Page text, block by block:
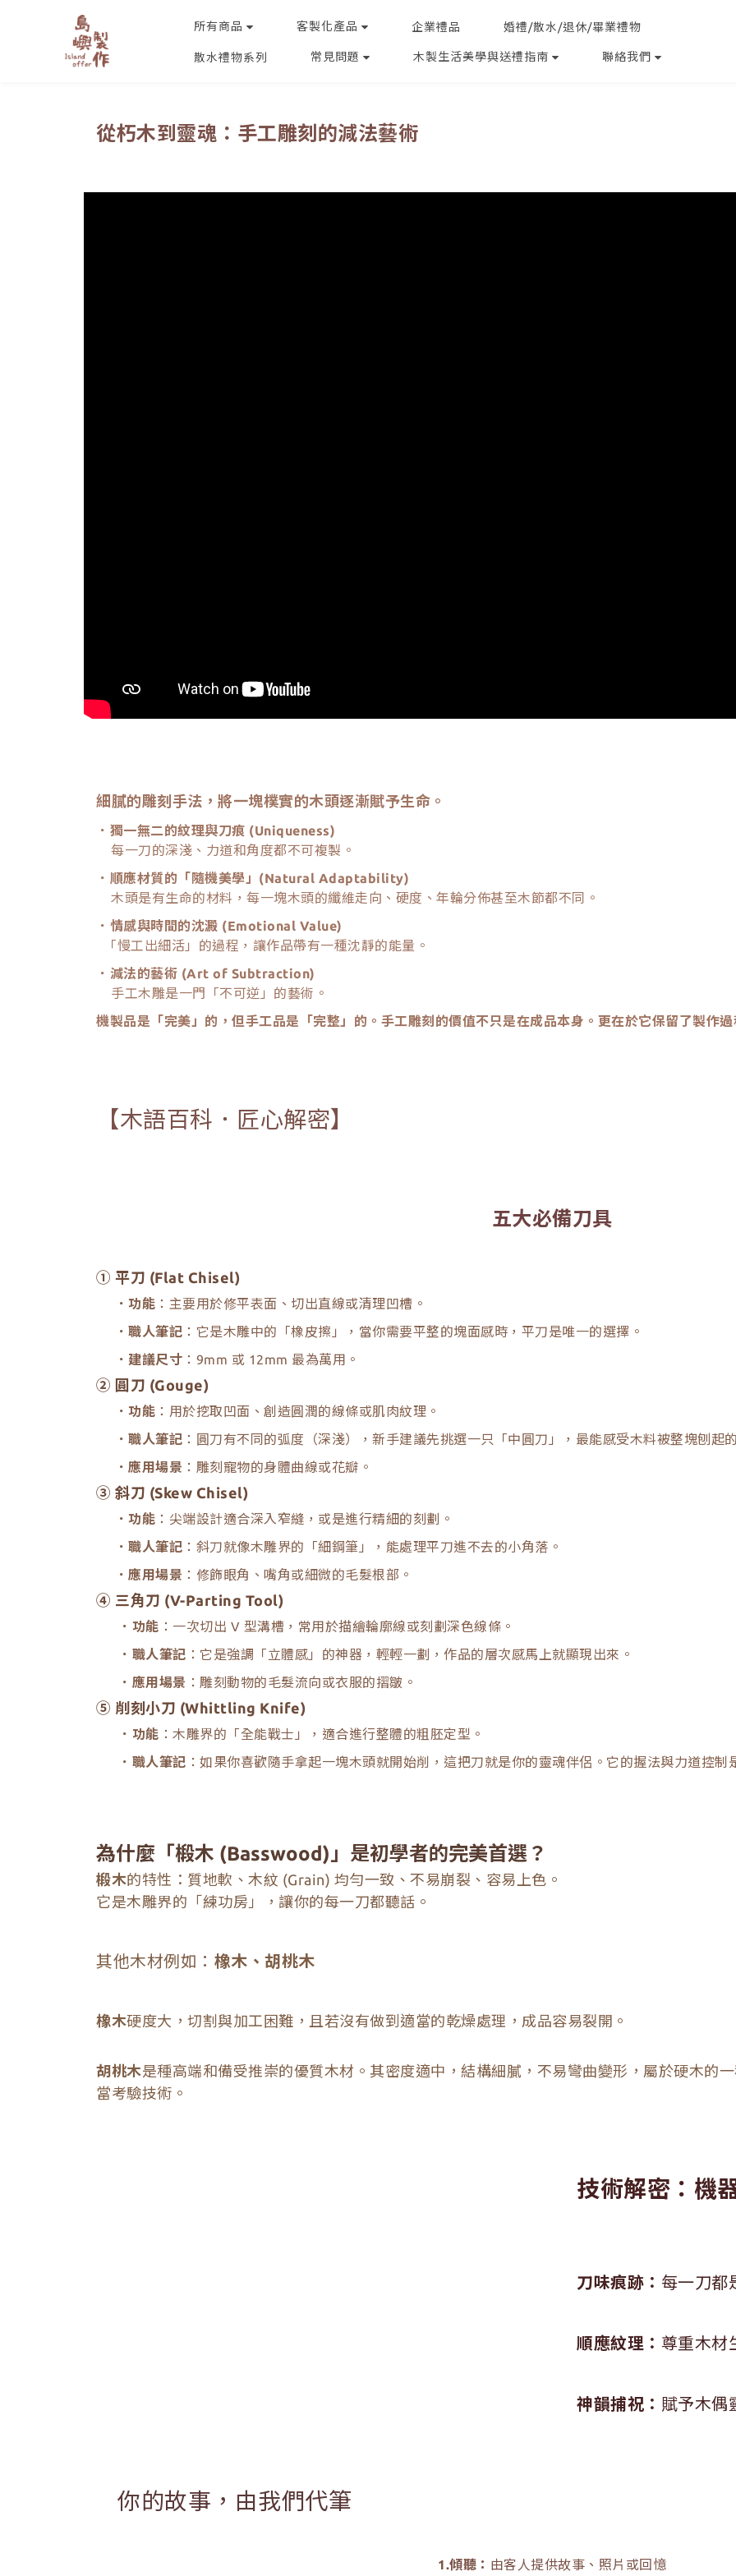
所有商品 客製化產品 企業禮品 婚禮/散水/退休/畢業禮物
散水禮物系列 常見問題 木製生活美學與送禮指南 聯絡我們
從朽木到靈魂：手工雕刻的減法藝術
細膩的雕刻手法，將一塊樸實的木頭逐漸賦予生命。
．獨一無二的紋理與刀痕 (Uniqueness)
每一刀的深淺、力道和角度都不可複製。
．順應材質的「隨機美學」(Natural Adaptability)
木頭是有生命的材料，每一塊木頭的纖維走向、硬度、年輪分佈甚至木節都不同。
．情感與時間的沈澱 (Emotional Value)
「慢工出細活」的過程，讓作品帶有一種沈靜的能量。
．減法的藝術 (Art of Subtraction)
手工木雕是一門「不可逆」的藝術。
機製品是「完美」的，但手工品是「完整」的。手工雕刻的價值不只是在成品本身。更在於它保留了製作過
【木語百科．匠心解密】
五大必備刀具
① 平刀 (Flat Chisel)
．功能 ：主要用於修平表面、切出直線或清理凹槽。
．職人筆記 ：它是木雕中的「橡皮擦」，當你需要平整的塊面感時，平刀是唯一的選擇。
．建議尺寸 ：9mm 或 12mm 最為萬用。
② 圓刀 (Gouge)
．功能 ：用於挖取凹面、創造圓潤的線條或肌肉紋理。
．職人筆記 ：圓刀有不同的弧度（深淺），新手建議先挑選一只「中圓刀」，最能感受木料被整塊刨起
．應用場景 ：雕刻寵物的身體曲線或花瓣。
③ 斜刀 (Skew Chisel)
．功能 ：尖端設計適合深入窄縫，或是進行精細的刻劃。
．職人筆記 ：斜刀就像木雕界的「細鋼筆」，能處理平刀進不去的小角落。
．應用場景 ：修飾眼角、嘴角或細微的毛髮根部。
④ 三角刀 (V-Parting Tool)
．功能 ：一次切出 V 型溝槽，常用於描繪輪廓線或刻劃深色線條。
．職人筆記 ：它是強調「立體感」的神器，輕輕一劃，作品的層次感馬上就顯現出來。
．應用場景 ：雕刻動物的毛髮流向或衣服的摺皺。
⑤ 削刻小刀 (Whittling Knife)
．功能 ：木雕界的「全能戰士」，適合進行整體的粗胚定型。
．職人筆記 ：如果你喜歡隨手拿起一塊木頭就開始削，這把刀就是你的靈魂伴侶。它的握法與力道控制
為什麼「椴木 (Basswood)」是初學者的完美首選？
椴木的特性：質地軟、木紋 (Grain) 均勻一致、不易崩裂、容易上色。
它是木雕界的「練功房」，讓你的每一刀都聽話。
其他木材例如： 橡木、胡桃木
橡木硬度大，切割與加工困難，且若沒有做到適當的乾燥處理，成品容易裂開。
胡桃木是種高端和備受推崇的優質木材。其密度適中，結構細膩，不易彎曲變形，屬於硬木的
當考驗技術。
技術解密 ：機
刀味痕跡： 每一刀都
順應紋理： 尊重木材
神韻捕祝： 賦予木偶
你的故事，由我們代筆
1.傾聽： 由客人提供故事、照片或回憶